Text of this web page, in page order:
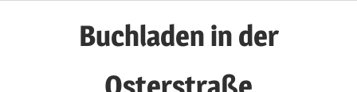
Buchladen in der